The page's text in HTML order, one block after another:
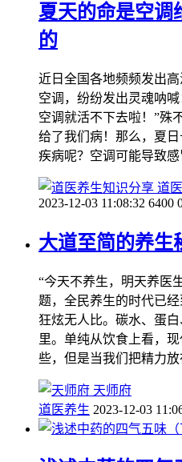
夏天的命是空调
的
近日全国各地频频发出
空调，纷纷发出灵魂呐
空调就活不下去啦！”殊
给了我们病！那么，夏
疾病呢？空调可能导致
道
2023-12-03 11:08:32 6400
大道至简的养生
“今天不养生，明天养医
题，全民养生的时代已
狂炫无人比。碳水、蛋
里。单纯从饮食上看，
些，但是当我们把精力
天师府
道医养生 2023-12-03